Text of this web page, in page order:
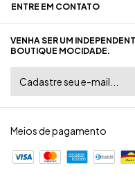
ENTRE EM CONTATO
VENHA SER UM
BOUTIQUE MOCIDADE.
Meios de pagamento